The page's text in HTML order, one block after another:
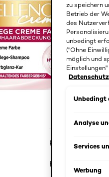
Produktdetails
Haarfarbe 9
zu speichern
Betrieb der
des
unbedingt
("Ohne
möglich und
Unbedingt
Analyse
Services
Werbung